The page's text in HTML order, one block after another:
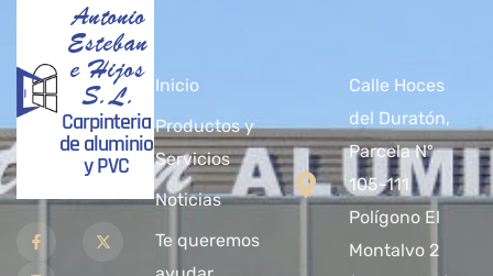
Antonio
Esteban
e Hijos
S.L.
Carpinteria
de aluminio
y PVC
Inicio
Productos y
Servicios
Noticias
Te queremos
Calle Hoces
del Duratón,
Parcela Nº
105-111
Polígono El
Montalvo 2